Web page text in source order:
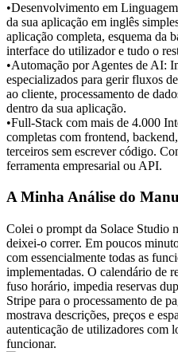
•Desenvolvimento em
da sua aplicação em inglês
aplicação completa, esquema da
interface do utilizador e tudo o
•Automação por Agentes de AI:
especializados para gerir fluxos
ao cliente, processamento de
dentro da sua aplicação.
•Full-Stack com mais de 4.000
completas com frontend,
terceiros sem escrever código.
ferramenta empresarial ou API.
A Minha Análise do
Colei o prompt da Solace Studio
deixei-o correr. Em poucos
com essencialmente todas as
implementadas. O calendário de
fuso horário, impedia reservas
Stripe para o processamento de
mostrava descrições, preços e
autenticação de utilizadores com
funcionar.